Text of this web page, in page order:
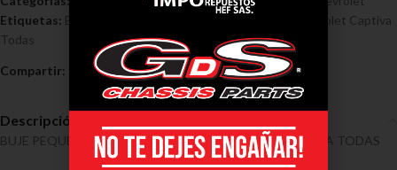
Etiquetas: Buje
Tijera Inferior Chevrolet Captiva
Todas
Compartir:
Descripción
BUJE PEQUEÑO TIJERA INFERIOR CHEVROLET CAPTIVA TODAS